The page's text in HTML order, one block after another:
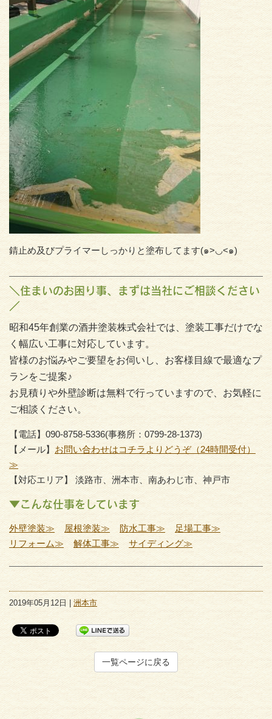
錆止め及びプライマーしっかりと塗布してます(๑>◡<๑)
＼住まいのお困り事、まずは当社にご相談ください
／
昭和45年創業の酒井塗装株式会社では、塗装工事だけでな
く幅広い工事に対応しています。
皆様のお悩みやご要望をお伺いし、お客様目線で最適なプ
ランをご提案♪
お見積りや外壁診断は無料で行っていますので、お気軽に
ご相談ください。
【電話】090-8758-5336(事務所：0799-28-1373)
【メール】 お問い合わせはコチラよりどうぞ（24時間受付）
≫
【対応エリア】 淡路市、洲本市、南あわじ市、神戸市
▼こんな仕事をしています
外壁塗装≫ 屋根塗装≫ 防水工事≫
足場工事≫
リフォーム≫
解体工事≫ サイディング≫
2019年05月12日 | 洲本市
一覧ページに戻る